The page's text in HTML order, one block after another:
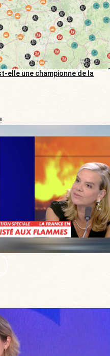
elle une championne de la